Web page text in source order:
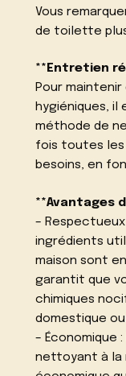
Vous
de toilette
**Entretien
Pour
hygiéniques, il
méthode de
fois toutes les
besoins, en
**Avantages
–
ingrédients
maison sont
garantit que
chimiques
domestique
– Économique
nettoyant à la